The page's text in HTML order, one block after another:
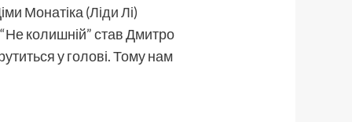
Монатіка (Ліди Лі)
колишній” став Дмитро
у голові. Тому нам